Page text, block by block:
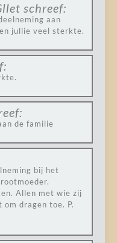
schreef:
aan
jullie veel sterkte.
de familie
bij het
Allen met wie zij
dragen toe. P.